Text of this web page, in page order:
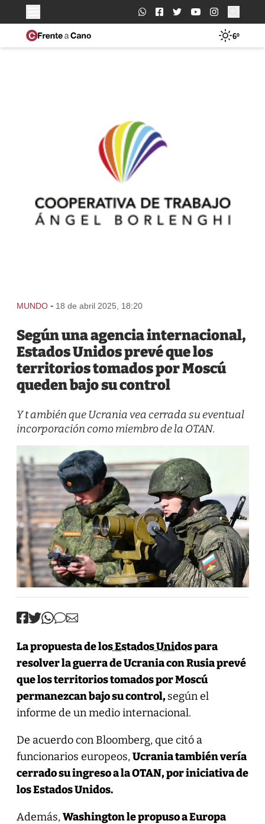
Buscar:
6º
MUNDO - 18 de abril 2025, 18:20
Según una agencia internacional,
Estados Unidos prevé que los
territorios tomados por Moscú
queden bajo su control
Y t ambién que Ucrania vea cerrada su eventual
incorporación como miembro de la OTAN.
La propuesta de losEstados Unidospara
resolver la guerra de Ucrania con Rusia prevé
que los territorios tomados por Moscú
permanezcan bajo su control,según el
informe de un medio internacional.
De acuerdo con Bloomberg, que citó a
funcionarios europeos,Ucrania también vería
cerrado su ingreso a la OTAN, por iniciativa de
los Estados Unidos.
Además,Washington le propuso a Europa